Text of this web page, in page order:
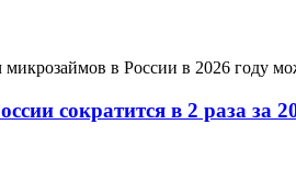
в России в 2026 году
сократится в 2 раза за